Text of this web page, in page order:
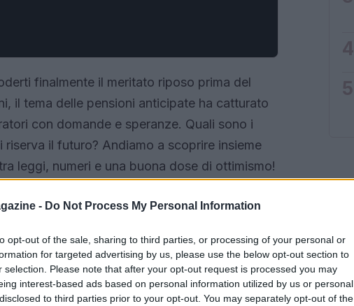
- Do Not Process My Personal Information
opt-out of the sale, sharing to third parties, or processing of your personal or
for targeted advertising by us, please use the below opt-out section to
selection. Please note that after your opt-out request is processed you may
interest-based ads based on personal information utilized by us or personal
to third parties prior to your opt-out. You may separately opt-out of the
finalmente il meritato riposo prima del
il tema delle pensioni anticipate ha catturato
con domande e speranze. Quali sono i
il futuro? Andiamo a scoprire insieme
leggi, numeri e una buona dose di ottimismo!